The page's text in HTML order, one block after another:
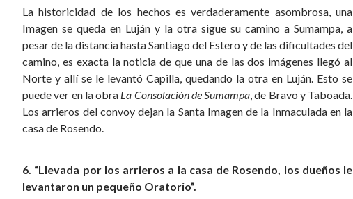
La historicidad de los hechos es verdaderamente asombrosa, una
Imagen se queda en Luján y la otra sigue su camino a Sumampa, a
pesar de la distancia hasta Santiago del Estero y de las dificultades del
camino, es exacta la noticia de que una de las dos imágenes llegó al
Norte y allí se le levantó Capilla, quedando la otra en Luján. Esto se
puede ver en la obra La Consolación de Sumampa, de Bravo y Taboada.
Los arrieros del convoy dejan la Santa Imagen de la Inmaculada en la
casa de Rosendo.
6. “Llevada por los arrieros a la casa de Rosendo, los dueños le
levantaron un pequeño Oratorio”.